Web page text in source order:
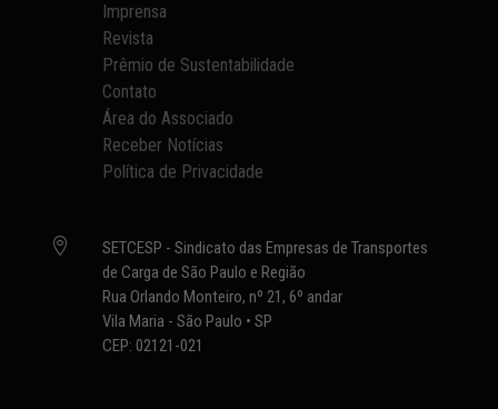
Imprensa
Revista
Prêmio de Sustentabilidade
Contato
Área do Associado
Receber Notícias
Política de Privacidade

SETCESP - Sindicato das Empresas de Transportes
de Carga de São Paulo e Região
Rua Orlando Monteiro, nº 21, 6º andar
Vila Maria - São Paulo • SP
CEP: 02121-021